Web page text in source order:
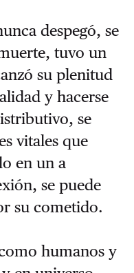
despegó, se
tuvo un
su plenitud
y hacerse
se
vitales que
en un a
se puede
su cometido.
humanos y